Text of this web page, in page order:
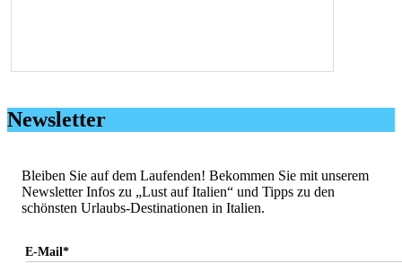
Newsletter
Bleiben Sie auf dem Laufenden! Bekommen Sie mit unserem
Newsletter Infos zu „Lust auf Italien“ und Tipps zu den
schönsten Urlaubs-Destinationen in Italien.
E-Mail*